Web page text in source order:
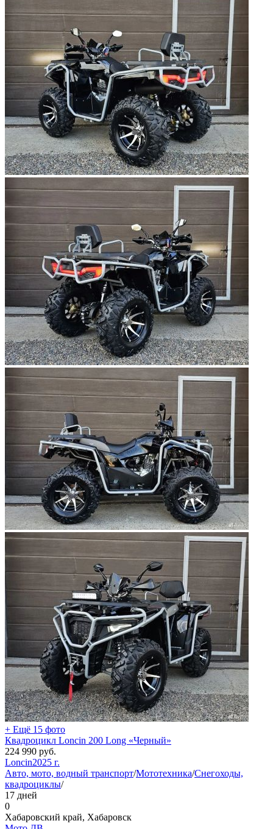
+ Ещё 15 фото
Квадроцикл Loncin 200 Long «Черный»
224 990 руб.
Loncin2025 г.
Авто, мото, водный транспорт/Мототехника/Снегоходы,
квадроциклы/
17 дней
0
Хабаровский край, Хабаровск